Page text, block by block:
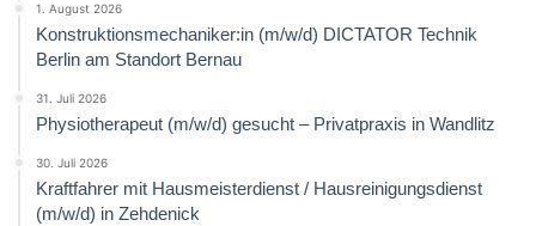
1. August 2026
Konstruktionsmechaniker:in (m/w/d) DICTATOR Technik
Berlin am Standort Bernau
31. Juli 2026
Physiotherapeut (m/w/d) gesucht – Privatpraxis in Wandlitz
30. Juli 2026
Kraftfahrer mit Hausmeisterdienst / Hausreinigungsdienst
(m/w/d) in Zehdenick